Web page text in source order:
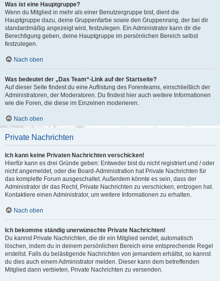
Was ist eine Hauptgruppe?
Wenn du Mitglied in mehr als einer Benutzergruppe bist, dient die
Hauptgruppe dazu, deine Gruppenfarbe sowie den Gruppenrang, der bei dir
standardmäßig angezeigt wird, festzulegen. Ein Administrator kann dir die
Berechtigung geben, deine Hauptgruppe im persönlichen Bereich selbst
festzulegen.
Nach oben
Was bedeutet der „Das Team“-Link auf der Startseite?
Auf dieser Seite findest du eine Auflistung des Forenteams, einschließlich der
Administratoren, der Moderatoren. Du findest hier auch weitere Informationen
wie die Foren, die diese im Einzelnen moderieren.
Nach oben
Private Nachrichten
Ich kann keine Privaten Nachrichten verschicken!
Hierfür kann es drei Gründe geben: Entweder bist du nicht registriert und / oder
nicht angemeldet, oder die Board-Administration hat Private Nachrichten für
das komplette Forum ausgeschaltet. Außerdem könnte es sein, dass der
Administrator dir das Recht, Private Nachrichten zu verschicken, entzogen hat.
Kontaktiere einen Administrator, um weitere Informationen zu erhalten.
Nach oben
Ich bekomme ständig unerwünschte Private Nachrichten!
Du kannst Private Nachrichten, die dir ein Mitglied sendet, automatisch
löschen, indem du in deinem persönlichen Bereich eine entsprechende Regel
erstellst. Falls du belästigende Nachrichten von jemandem erhältst, so kannst
du dies auch einem Administrator melden. Dieser kann dem betreffenden
Mitglied dann verbieten, Private Nachrichten zu versenden.